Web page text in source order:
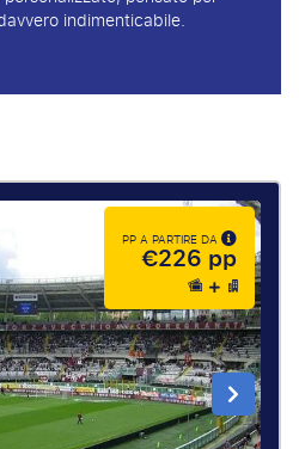
indimenticabile.
PP A PARTIRE DA
€226 pp